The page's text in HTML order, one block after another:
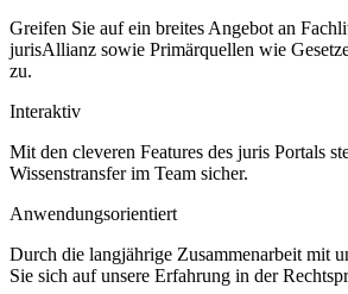
Greifen Sie auf ein breites Angebot an
jurisAllianz sowie Primärquellen wie
zu.
Interaktiv
Mit den cleveren Features des juris Portals
Wissenstransfer im Team sicher.
Anwendungsorientiert
Durch die langjährige Zusammenarbeit mit
Sie sich auf unsere Erfahrung in der